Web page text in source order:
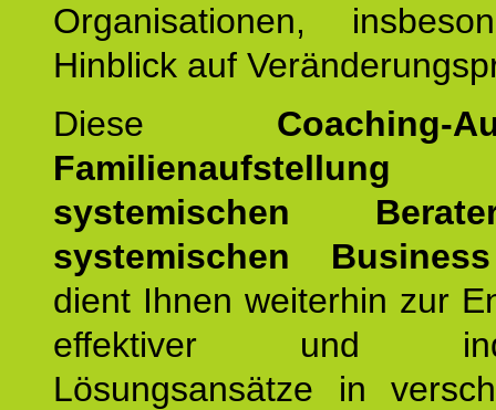
Organisationen,
Hinblick auf
Diese Coaching-
Familienaufstellung
systemischen
systemischen
dient Ihnen weiterhin zur
effektiver und
Lösungsansätze in